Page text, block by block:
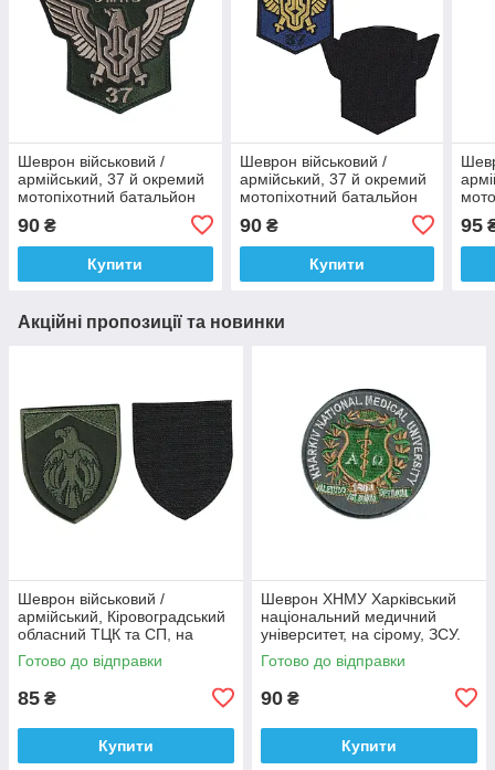
Шеврон військовий /
армійський, 37 й окремий
мотопіхотний батальйон
«Запоріжжя», на липучці,
ЗСУ. 11 см * 10 см
90 ₴
Купити
Шеврон військовий /
армійський, 37 й окремий
мотопіхотний батальйон
«Запоріжжя», на липучці,
ЗСУ. 11 см * 10 см
90₴
Купити
на
10
95
Акційні пропозиції та новинки
Шеврон військовий /
армійський, Кіровоградський
обласний ТЦК та СП, на
оливці ЗСУ.7 см * 8 см
Готово до відправки
85 ₴
Купити
Шеврон ХНМУ Харківський
національний медичний
університет, на сірому, ЗСУ.
діаметр 8,5 см
Готово до відправки
90 ₴
Купити